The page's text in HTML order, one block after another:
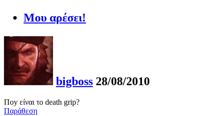
Μου αρέσει!
bigboss 28/08/2010
Ποy είναι το death grip?
Παράθεση